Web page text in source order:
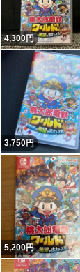
いね！
4,300円
いいね！
3,750円
いね！
5,200円